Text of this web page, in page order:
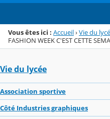
Vous êtes ici : Accueil›Vie du
FASHION WEEK C'EST CETTE
Vie du lycée
Association sportive
Côté Industries graphiques